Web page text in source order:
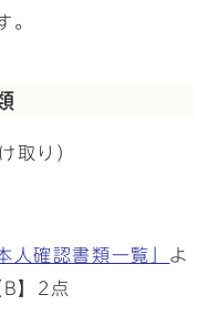
。
取り）
人確認書類一覧」 よ
B】2点